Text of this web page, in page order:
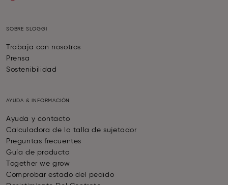
SOBRE SLOGGI
Trabaja con nosotros
Prensa
Sostenibilidad
AYUDA & INFORMACIÓN
Ayuda y contacto
Calculadora de la talla de sujetador
Preguntas frecuentes
Guía de producto
Together we grow
Comprobar estado del pedido